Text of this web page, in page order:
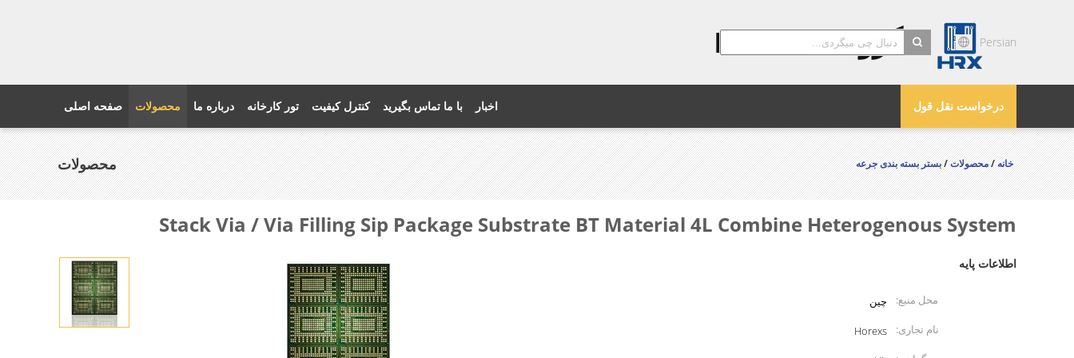
گروه HOREXS Persian
درخواست نقل قول صفحه اصلی محصولات درباره ما تور کارخانه کنترل کیفیت با ما تماس بگیرید اخبار
محصولات خانه/محصولات/بستر بسته بندی جرعه
Stack Via / Via Filling Sip Package Substrate BT Material 4L Combine Heterogenous System
اطلاعات پایه
محل منبع:
چین
نام تجاری:
Horexs